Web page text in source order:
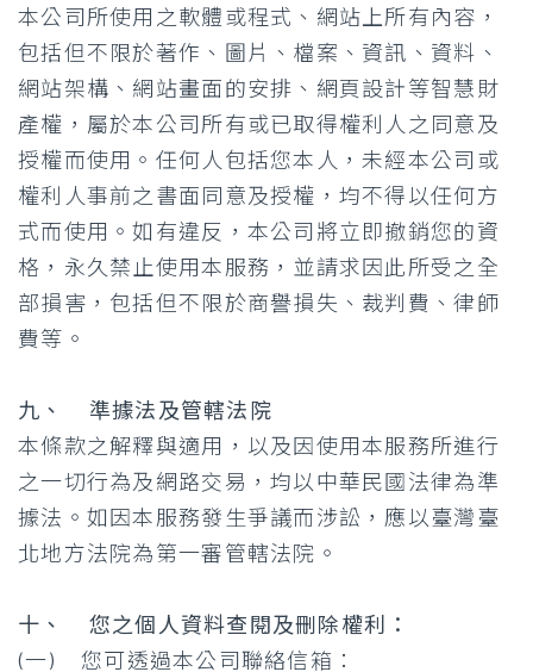
本公司所使用之軟體或程式、網站上所有內容，
包括但不限於著作、圖片、檔案、資訊、資料、
網站架構、網站畫面的安排、網頁設計等智慧財
產權，屬於本公司所有或已取得權利人之同意及
授權而使用。任何人包括您本人，未經本公司或
權利人事前之書面同意及授權，均不得以任何方
式而使用。如有違反，本公司將立即撤銷您的資
格，永久禁止使用本服務，並請求因此所受之全
部損害，包括但不限於商譽損失、裁判費、律師
費等。
九、 準據法及管轄法院
本條款之解釋與適用，以及因使用本服務所進行
之一切行為及網路交易，均以中華民國法律為準
據法。如因本服務發生爭議而涉訟，應以臺灣臺
北地方法院為第一審管轄法院。
十、 您之個人資料查閱及刪除權利：
(一) 您可透過本公司聯絡信箱：